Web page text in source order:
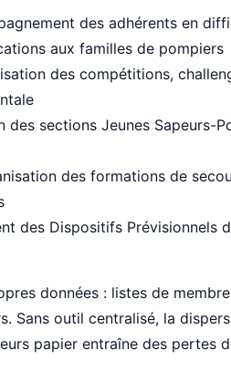
des adhérents en
aux familles de pompiers
des compétitions,
des sections Jeunes Sapeurs-
des formations de
des Dispositifs Prévisionnels
données : listes de
Sans outil centralisé, la
papier entraîne des pertes